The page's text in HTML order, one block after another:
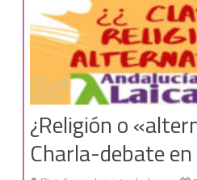
LA
ESCUELA.»
¿Religión o
Charla-debate